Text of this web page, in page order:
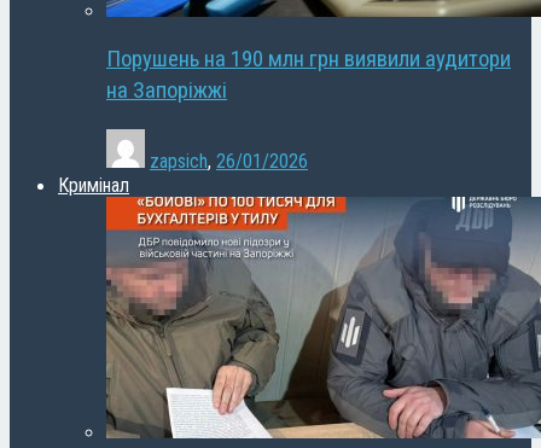
Порушень на 190 млн грн виявили аудитори
на Запоріжжі
zapsich, 26/01/2026
Кримінал